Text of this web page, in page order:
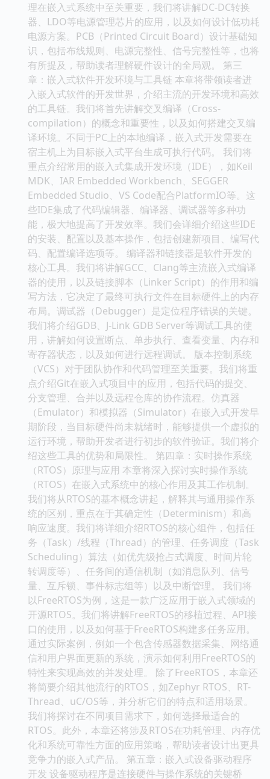
理在嵌入式系统中至关重要，我们将讲解DC-DC转换
器、LDO等电源管理芯片的应用，以及如何设计低功耗
电源方案。PCB（Printed Circuit Board）设计基础知
识，包括布线规则、电源完整性、信号完整性等，也将
有所提及，帮助读者理解硬件设计的全局观。 第三
章：嵌入式软件开发环境与工具链 本章将带领读者进
入嵌入式软件的开发世界，介绍主流的开发环境和高效
的工具链。我们将首先讲解交叉编译（Cross-
compilation）的概念和重要性，以及如何搭建交叉编
译环境。不同于PC上的本地编译，嵌入式开发需要在
宿主机上为目标嵌入式平台生成可执行代码。 我们将
重点介绍常用的嵌入式集成开发环境（IDE），如Keil
MDK、IAR Embedded Workbench、SEGGER
Embedded Studio、VS Code配合PlatformIO等。这
些IDE集成了代码编辑器、编译器、调试器等多种功
能，极大地提高了开发效率。我们会详细介绍这些IDE
的安装、配置以及基本操作，包括创建新项目、编写代
码、配置编译选项等。 编译器和链接器是软件开发的
核心工具。我们将讲解GCC、Clang等主流嵌入式编译
器的使用，以及链接脚本（Linker Script）的作用和编
写方法，它决定了最终可执行文件在目标硬件上的内存
布局。调试器（Debugger）是定位程序错误的关键。
我们将介绍GDB、J-Link GDB Server等调试工具的使
用，讲解如何设置断点、单步执行、查看变量、内存和
寄存器状态，以及如何进行远程调试。 版本控制系统
（VCS）对于团队协作和代码管理至关重要。我们将重
点介绍Git在嵌入式项目中的应用，包括代码的提交、
分支管理、合并以及远程仓库的协作流程。仿真器
（Emulator）和模拟器（Simulator）在嵌入式开发早
期阶段，当目标硬件尚未就绪时，能够提供一个虚拟的
运行环境，帮助开发者进行初步的软件验证。我们将介
绍这些工具的优势和局限性。 第四章：实时操作系统
（RTOS）原理与应用 本章将深入探讨实时操作系统
（RTOS）在嵌入式系统中的核心作用及其工作机制。
我们将从RTOS的基本概念讲起，解释其与通用操作系
统的区别，重点在于其确定性（Determinism）和高
响应速度。我们将详细介绍RTOS的核心组件，包括任
务（Task）/线程（Thread）的管理、任务调度（Task
Scheduling）算法（如优先级抢占式调度、时间片轮
转调度等）、任务间的通信机制（如消息队列、信号
量、互斥锁、事件标志组等）以及中断管理。 我们将
以FreeRTOS为例，这是一款广泛应用于嵌入式领域的
开源RTOS。我们将讲解FreeRTOS的移植过程、API接
口的使用，以及如何基于FreeRTOS构建多任务应用。
通过实际案例，例如一个包含传感器数据采集、网络通
信和用户界面更新的系统，演示如何利用FreeRTOS的
特性来实现高效的并发处理。 除了FreeRTOS，本章还
将简要介绍其他流行的RTOS，如Zephyr RTOS、RT-
Thread、uC/OS等，并分析它们的特点和适用场景。
我们将探讨在不同项目需求下，如何选择最适合的
RTOS。此外，本章还将涉及RTOS在功耗管理、内存优
化和系统可靠性方面的应用策略，帮助读者设计出更具
竞争力的嵌入式产品。 第五章：嵌入式设备驱动程序
开发 设备驱动程序是连接硬件与操作系统的关键桥